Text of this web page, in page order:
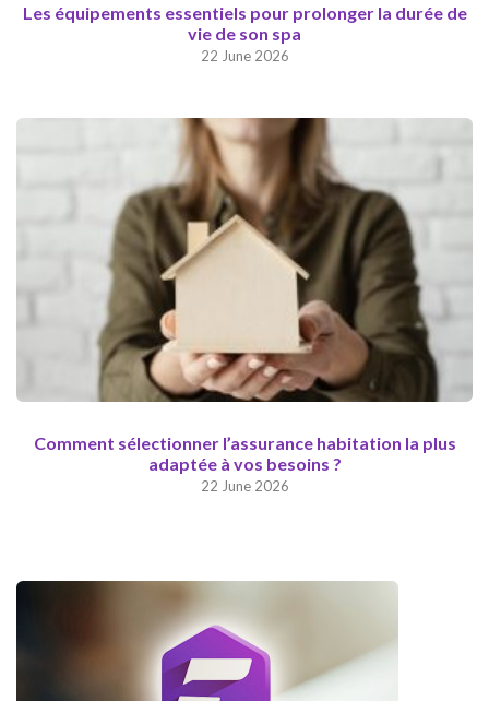
Les équipements essentiels pour prolonger la durée de
vie de son spa
22 June 2026
Comment sélectionner l’assurance habitation la plus
adaptée à vos besoins ?
22 June 2026